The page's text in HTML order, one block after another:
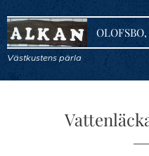
Västkustens pärla